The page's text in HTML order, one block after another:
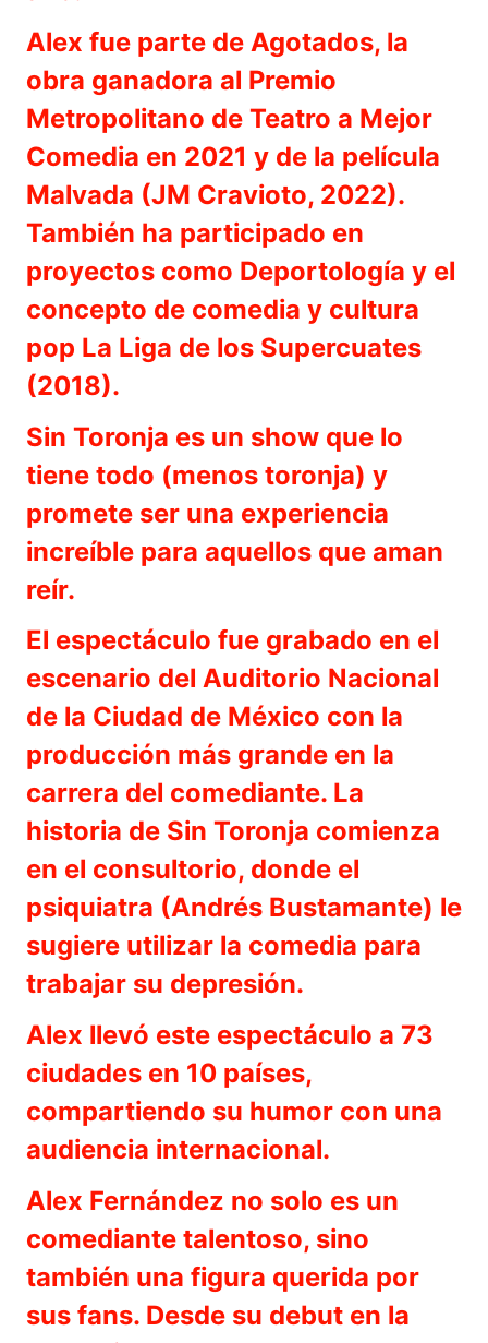
Alex fue parte de Agotados, la
obra ganadora al Premio
Metropolitano de Teatro a Mejor
Comedia en 2021 y de la película
Malvada (JM Cravioto, 2022).
También ha participado en
proyectos como Deportología y el
concepto de comedia y cultura
pop La Liga de los Supercuates
(2018).
Sin Toronja es un show que lo
tiene todo (menos toronja) y
promete ser una experiencia
increíble para aquellos que aman
reír.
El espectáculo fue grabado en el
escenario del Auditorio Nacional
de la Ciudad de México con la
producción más grande en la
carrera del comediante. La
historia de Sin Toronja comienza
en el consultorio, donde el
psiquiatra (Andrés Bustamante) le
sugiere utilizar la comedia para
trabajar su depresión.
Alex llevó este espectáculo a 73
ciudades en 10 países,
compartiendo su humor con una
audiencia internacional.
Alex Fernández no solo es un
comediante talentoso, sino
también una figura querida por
sus fans. Desde su debut en la